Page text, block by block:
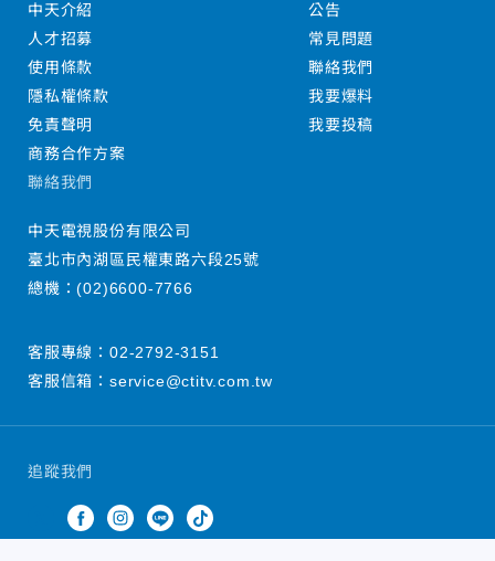
追蹤我們
中天介紹
人才招募
使用條款
隱私權條款
免責聲明
商務合作方案
公告
常見問題
聯絡我們
我要爆料
我要投稿
聯絡我們
中天電視股份有限公司
臺北市內湖區民權東路六段25號
總機：(02)6600-7766
客服專線： 02-2792-3151
客服信箱： service@ctitv.com.tw